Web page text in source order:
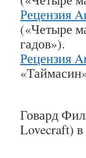
Рецензия
(«Четыре
гадов»).
Рецензия
Говард
Lovecraft) в